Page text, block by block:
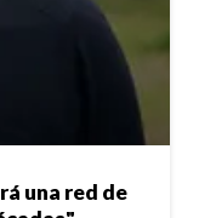
una red de